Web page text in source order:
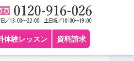
体験レッスン 資料請求